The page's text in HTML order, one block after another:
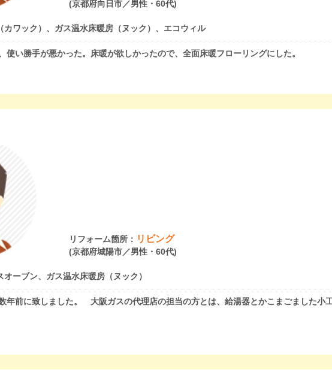
(京都府向日市／男性・60代)
カワック）、ガス温水床暖房（ヌック）、エコウィル
使い勝手が悪かった。床暖が欲しかったので、全面床暖フローリングにした。
リフォーム箇所： リビング
(京都府城陽市／男性・60代)
オーブン、ガス温水床暖房（ヌック）
年前に致しました。 大阪ガスの代理店の担当の方とは、給湯器とかこまごました小